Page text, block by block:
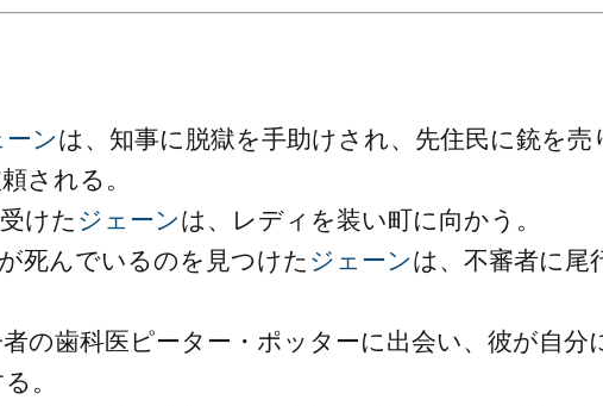
ンは、知事に脱獄を手助けされ、先住民に銃を売
される。
けた ジェーンは、レディを装い町に向かう。
死んでいるのを見つけた ジェーンは、不審者に尾
の歯科医ピーター・ポッターに出会い、彼が自分
。